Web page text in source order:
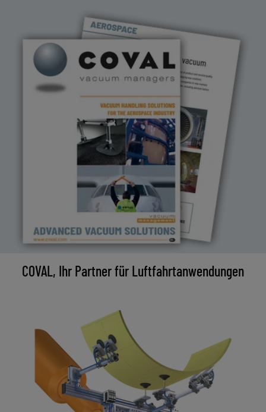
COVAL, Ihr Partner für Luftfahrtanwendungen